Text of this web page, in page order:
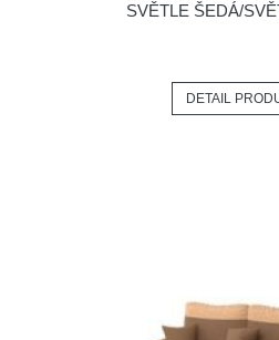
SVĚTLE ŠEDÁ/
DETAIL